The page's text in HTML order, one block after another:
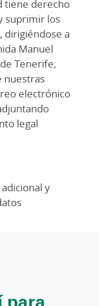
tiene derecho
suprimir los
dirigiéndose a
Manuel
Tenerife,
nuestras
electrónico
legal
y